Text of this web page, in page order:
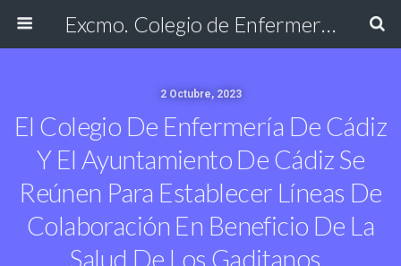
Excmo. Colegio de Enfermería de Cádiz
2 Octubre, 2023
El Colegio De Enfermería De Cádiz
Y El Ayuntamiento De Cádiz Se
Reúnen Para Establecer Líneas De
Colaboración En Beneficio De La
Salud De Los Gaditanos